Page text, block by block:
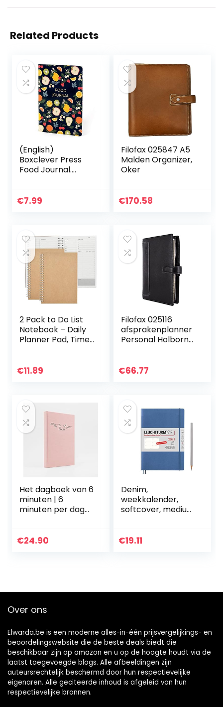
Related Products
(English)
Boxclever Press
Food Journal.
with Slimming
€7.99
Filofax 025847 A5
Malden Organizer,
Oker
€170.58
2 Pack to Do List
Notebook – Daily
Planner Pad, Time
vandaag te doen
€11.89
Filofax 025116
afsprakenplanner
Personal Holborn
€66.77
Het dagboek van 6
minuten | 6
minuten per dag
en productiviteit |
€24.90
Denim,
weekkalender,
softcover, medium
€19.11
Over ons
Elwarda.be is een moderne alles-in-één prijsvergelijkings- en
beoordelingswebsite die de beste deals biedt die
beschikbaar zijn op amazon en u op de hoogte houdt via de
laatst toegevoegde blogs. Alle afbeeldingen zijn
auteursrechtelijk beschermd door hun respectievelijke
eigenaren. Alle geciteerde inhoud is afgeleid van hun
respectievelijke bronnen.